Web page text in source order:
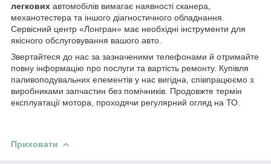
легкових автомобілів вимагає наявності сканера,
механотестера та іншого діагностичного обладнання.
Сервісний центр «Лонгран» має необхідні інструменти для
якісного обслуговування вашого авто.
Звертайтеся до нас за зазначеними телефонами й отримайте
повну інформацію про послуги та вартість ремонту. Купівля
паливоподувальних елементів у нас вигідна, співпрацюємо з
виробниками запчастин без помічників. Продовжте термін
експлуатації мотора, проходячи регулярний огляд на ТО.
Приховати